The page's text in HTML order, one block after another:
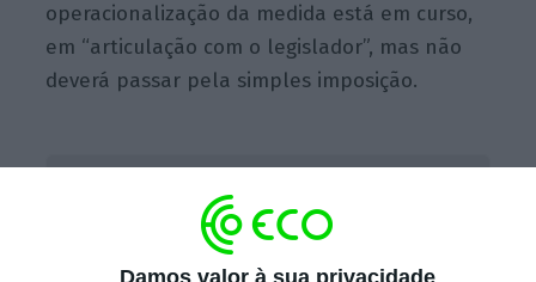
Damos valor à sua privacidade
operacionalização da medida está em curso,
em “articulação com o legislador”, mas não
deverá passar pela simples imposição.